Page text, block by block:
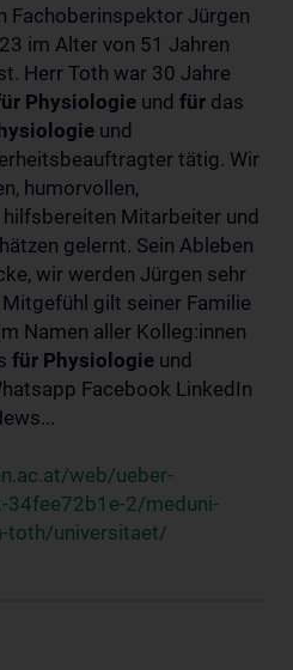
Fachoberinspektor Jürgen
im Alter von 51 Jahren
Herr Toth war 30 Jahre
Physiologie und für das
und
tätig. Wir
humorvollen,
Mitarbeiter und
gelernt. Sein Ableben
wir werden Jürgen sehr
gilt seiner Familie
Namen aller Kolleg:innen
für Physiologie und
Facebook LinkedIn
web/ueber-
2/meduni-
toth/universitaet/